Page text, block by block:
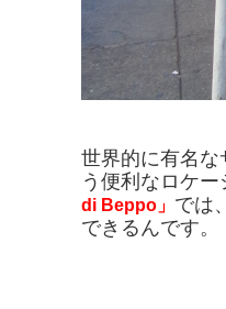
世界的に有名
う便利なロケ
di Beppo」 では
できるんです。